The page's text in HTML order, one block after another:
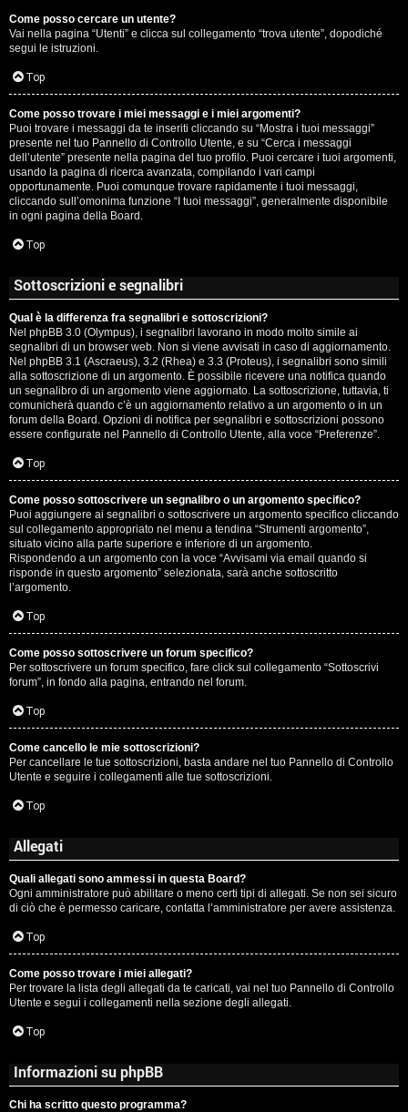
Come posso cercare un utente?
Vai nella pagina “Utenti” e clicca sul collegamento “trova utente”, dopodiché
segui le istruzioni.
Top
Come posso trovare i miei messaggi e i miei argomenti?
Puoi trovare i messaggi da te inseriti cliccando su “Mostra i tuoi messaggi”
presente nel tuo Pannello di Controllo Utente, e su “Cerca i messaggi
dell’utente” presente nella pagina del tuo profilo. Puoi cercare i tuoi argomenti,
usando la pagina di ricerca avanzata, compilando i vari campi
opportunamente. Puoi comunque trovare rapidamente i tuoi messaggi,
cliccando sull’omonima funzione “I tuoi messaggi”, generalmente disponibile
in ogni pagina della Board.
Top
Sottoscrizioni e segnalibri
Qual è la differenza fra segnalibri e sottoscrizioni?
Nel phpBB 3.0 (Olympus), i segnalibri lavorano in modo molto simile ai
segnalibri di un browser web. Non si viene avvisati in caso di aggiornamento.
Nel phpBB 3.1 (Ascraeus), 3.2 (Rhea) e 3.3 (Proteus), i segnalibri sono simili
alla sottoscrizione di un argomento. È possibile ricevere una notifica quando
un segnalibro di un argomento viene aggiornato. La sottoscrizione, tuttavia, ti
comunicherà quando c’è un aggiornamento relativo a un argomento o in un
forum della Board. Opzioni di notifica per segnalibri e sottoscrizioni possono
essere configurate nel Pannello di Controllo Utente, alla voce “Preferenze”.
Top
Come posso sottoscrivere un segnalibro o un argomento specifico?
Puoi aggiungere ai segnalibri o sottoscrivere un argomento specifico cliccando
sul collegamento appropriato nel menu a tendina “Strumenti argomento”,
situato vicino alla parte superiore e inferiore di un argomento.
Rispondendo a un argomento con la voce “Avvisami via email quando si
risponde in questo argomento” selezionata, sarà anche sottoscritto
l’argomento.
Top
Come posso sottoscrivere un forum specifico?
Per sottoscrivere un forum specifico, fare click sul collegamento “Sottoscrivi
forum”, in fondo alla pagina, entrando nel forum.
Top
Come cancello le mie sottoscrizioni?
Per cancellare le tue sottoscrizioni, basta andare nel tuo Pannello di Controllo
Utente e seguire i collegamenti alle tue sottoscrizioni.
Top
Allegati
Quali allegati sono ammessi in questa Board?
Ogni amministratore può abilitare o meno certi tipi di allegati. Se non sei sicuro
di ciò che è permesso caricare, contatta l’amministratore per avere assistenza.
Top
Come posso trovare i miei allegati?
Per trovare la lista degli allegati da te caricati, vai nel tuo Pannello di Controllo
Utente e segui i collegamenti nella sezione degli allegati.
Top
Informazioni su phpBB
Chi ha scritto questo programma?